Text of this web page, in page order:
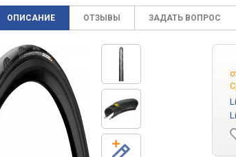
ОПИСАНИЕ ОТЗЫВЫ ЗАДАТЬ ВОПРОС